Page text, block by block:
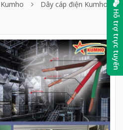
Dây cáp điện Kumho
Hỗ trợ trực tuyến